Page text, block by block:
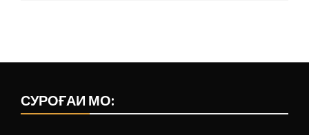
СУРОҒАИ МО: